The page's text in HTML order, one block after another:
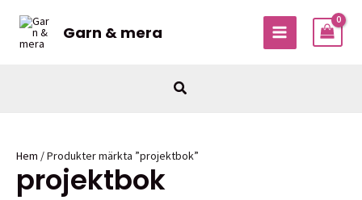
innehåll
Garn & mera
MAIN
Sök
Hem / Produkter märkta ”projektbok”
projektbok